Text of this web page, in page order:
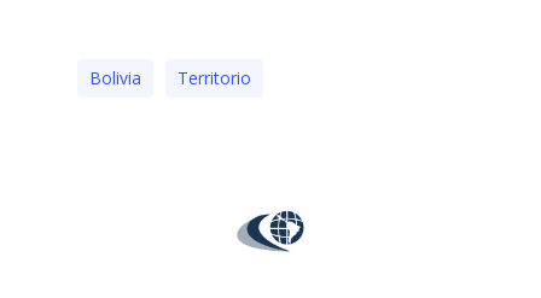
Bolivia Territorio